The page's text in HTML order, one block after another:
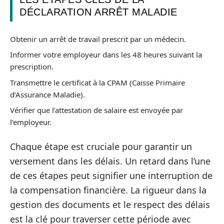
DÉCLARATION ARRÊT MALADIE
Obtenir un arrêt de travail prescrit par un médecin.
Informer votre employeur dans les 48 heures suivant la
prescription.
Transmettre le certificat à la CPAM (Caisse Primaire
d’Assurance Maladie).
Vérifier que l’attestation de salaire est envoyée par
l’employeur.
Chaque étape est cruciale pour garantir un
versement dans les délais. Un retard dans l’une
de ces étapes peut signifier une interruption de
la compensation financière. La rigueur dans la
gestion des documents et le respect des délais
est la clé pour traverser cette période avec